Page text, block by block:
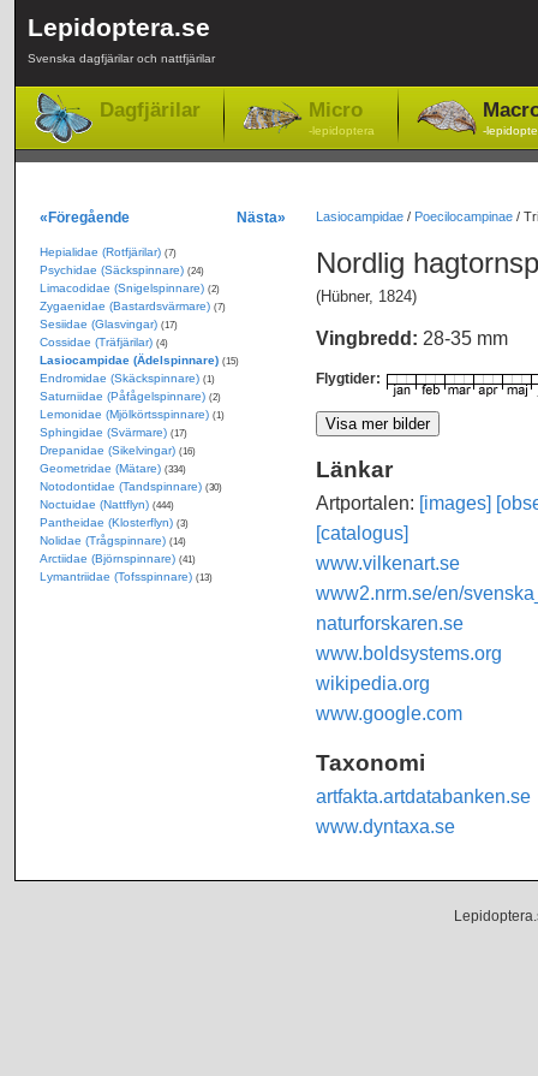
Lepidoptera.se
Svenska dagfjärilar och nattfjärilar
Dagfjärilar Micro
-lepidoptera -
Lasiocampidae/ Poecilocampinae/
Nordlig
(Hübner, 1824)
Vingbredd: 28-35 mm
Flygtider:
Länkar
Artportalen: [images]
[catalogus]
www.vilkenart.se
www2.nrm.se/en/
naturforskaren.se
www.boldsystems.org
wikipedia.org
www.google.com
Taxonomi
artfakta.artdatabanken.se
www.dyntaxa.se
«Föregående Nästa»
Hepialidae (Rotfjärilar) (7)
Psychidae (Säckspinnare) (24)
Limacodidae (Snigelspinnare) (2)
Zygaenidae (Bastardsvärmare) (7)
Sesiidae (Glasvingar) (17)
Cossidae (Träfjärilar) (4)
Lasiocampidae (Ädelspinnare) (15)
Endromidae (Skäckspinnare) (1)
Saturniidae (Påfågelspinnare) (2)
Lemonidae (Mjölkörtsspinnare) (1)
Sphingidae (Svärmare) (17)
Drepanidae (Sikelvingar) (16)
Geometridae (Mätare) (334)
Notodontidae (Tandspinnare) (30)
Noctuidae (Nattflyn) (444)
Pantheidae (Klosterflyn) (3)
Nolidae (Trågspinnare) (14)
Arctiidae (Björnspinnare) (41)
Lymantriidae (Tofsspinnare) (13)